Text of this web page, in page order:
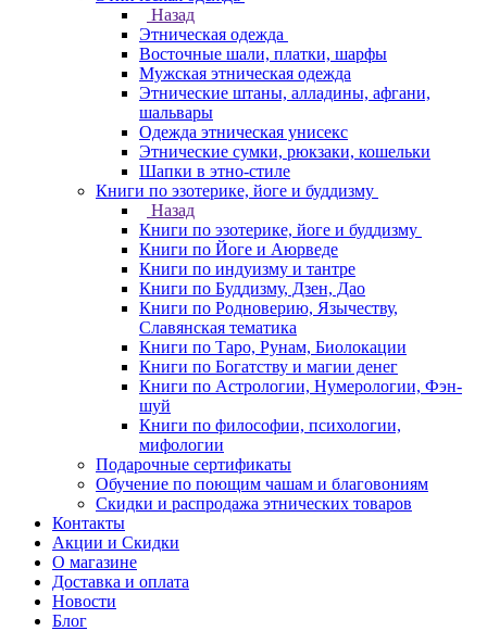
Назад
Этническая одежда
Восточные шали, платки, шарфы
Мужская этническая одежда
Этнические штаны, алладины, афгани,
шальвары
Одежда этническая унисекс
Этнические сумки, рюкзаки, кошельки
Шапки в этно-стиле
Книги по эзотерике, йоге и буддизму
Назад
Книги по эзотерике, йоге и буддизму
Книги по Йоге и Аюрведе
Книги по индуизму и тантре
Книги по Буддизму, Дзен, Дао
Книги по Родноверию, Язычеству,
Славянская тематика
Книги по Таро, Рунам, Биолокации
Книги по Богатству и магии денег
Книги по Астрологии, Нумерологии, Фэн-
шуй
Книги по философии, психологии,
мифологии
Подарочные сертификаты
Обучение по поющим чашам и благовониям
Скидки и распродажа этнических товаров
Контакты
Акции и Скидки
О магазине
Доставка и оплата
Новости
Блог